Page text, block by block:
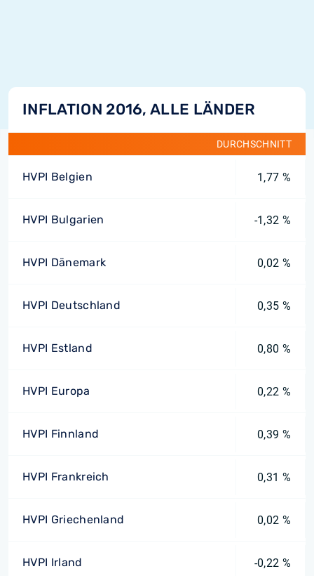
INFLATION 2016, ALLE LÄNDER
DURCHSCHNITT
HVPI Belgien 1,77 %
HVPI Bulgarien -1,32 %
HVPI Dänemark 0,02 %
HVPI Deutschland 0,35 %
HVPI Estland 0,80 %
HVPI Europa 0,22 %
HVPI Finnland 0,39 %
HVPI Frankreich 0,31 %
HVPI Griechenland 0,02 %
HVPI Irland -0,22 %